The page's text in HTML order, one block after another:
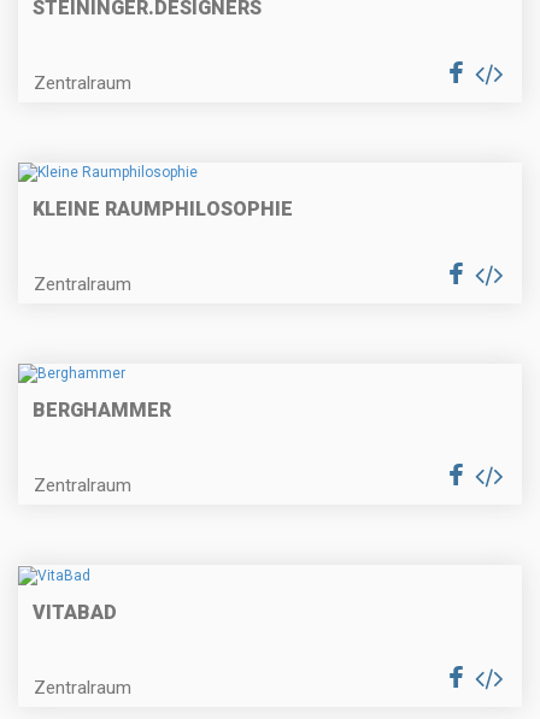
STEININGER.DESIGNERS
Zentralraum
KLEINE RAUMPHILOSOPHIE
Zentralraum
BERGHAMMER
Zentralraum
VITABAD
Zentralraum